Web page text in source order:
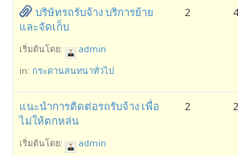
บริษัทรถรับจ้าง บริการย้าย
และจัดเก็บ
เริ่มต้นโดย:
admin
in: กระดานสนทนาทั่วไป
2
แนะนำการติดต่อรถรับจ้าง เพื่อ
ไม่ให้ตกหล่น
เริ่มต้นโดย:
admin
2 2